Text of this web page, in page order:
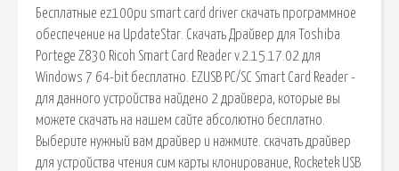
Бесплатные ez100pu smart card driver скачать программное
обеспечение на UpdateStar. Скачать Драйвер для Toshiba
Portege Z830 Ricoh Smart Card Reader v.2.15.17.02 для
Windows 7 64-bit бесплатно. EZUSB PC/SC Smart Card Reader -
для данного устройства найдено 2 драйвера, которые вы
можете скачать на нашем сайте абсолютно бесплатно.
Выберите нужный вам драйвер и нажмите. скачать драйвер
для устройства чтения сим карты клонирование, Rocketek USB